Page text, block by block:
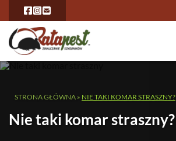
STRONA GŁÓWNA » NIE TAKI KOMAR STRASZNY?
Nie taki komar straszny?